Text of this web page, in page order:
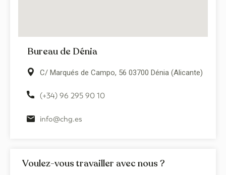
Bureau de Dénia
C/ Marqués de Campo, 56 03700 Dénia (Alicante)
(+34) 96 295 90 10
info@chg.es
Voulez-vous travailler avec nous ?